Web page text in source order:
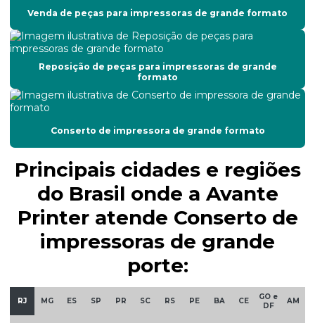
Conserto de plotter de recorte
Custo da manutenção corretiva
Empresa de manutenção de impressoras
Empresas de manutenção preventiva e corretiva
Filtro de tinta
Impressão de adesivos para carros
Impressão eco solvente
Impressão em materiais diversos
Impressão de rótulos personalizados
Impressão em tecidos tratados
Venda de peças para impressoras de grande formato
Reposição de peças para impressoras de grande
formato
Conserto de impressora de grande formato
Principais cidades e regiões
do Brasil onde a Avante
Printer atende Conserto de
impressoras de grande
porte:
RJ MG ES SP PR SC RS PE BA CE
GO e
DF
AM